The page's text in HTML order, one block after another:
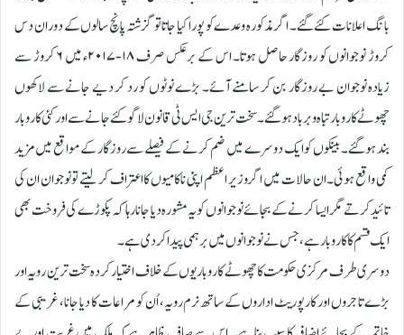
بانگ اعلانات کئے گئے۔ اگر مذکورہ وعدے کو پورا کیا جاتا تو گزشتہ پانچ سالوں کے دوران دس
کروڑ نوجوانوں کو روزگار حاصل ہوتا۔ اس کے برعکس صرف ۱۸-۲۰۱۷ء میں ۶ کروڑ سے
زیادہ نوجوان بے روزگار بن کر سامنے آئے۔ بڑے نوٹوں کو رد کر دیے جانے سے لاکھوں
چھوٹے کاروبار تباہ و برباد ہوگئے۔ سخت ترین جی ایس ٹی قانون لاگو کئے جانے سے اور کئی کاروبار
بند ہوگئے۔ بینکوں کو ایک دوسرے میں ضم کرنے کے فیصلے سے روزگار کے مواقع میں مزید
کمی واقع ہوئی۔ ان حالات میں اگر وزیر اعظم اپنی ناکامیوں کا اعتراف کر لیتے تو نوجوان ان کی
تائید کرتے مگر ایسا کرنے کے بجائے نوجوانوں کو یہ مشورہ دیا جانا رہا کہ پکوڑے کی فروخت بھی
ایک قسم کا کاروبار ہے، جس نے نوجوانوں میں برہمی پیدا کردی ہے۔
دوسری طرف مرکزی حکومت کا چھوٹے کاروباریوں کے خلاف اختیار کردہ سخت ترین رویہ اور
بڑے تاجروں اور کارپوریٹ اداروں کے ساتھ نرم رویہ، اُن کو مراعات کا دیا جانا، غریبی کے